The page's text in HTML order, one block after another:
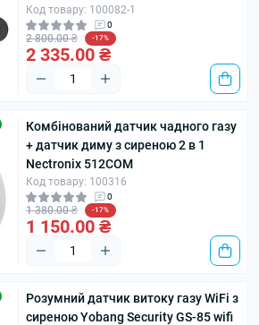
Код товару: 100082-1
0
2 800.00 ₴ -17%
2 335.00 ₴
Комбінований датчик чадного газу
+ датчик диму з сиреною 2 в 1
Nectronix 512COM
Код товару: 100316
0
1 380.00 ₴ -17%
1 150.00 ₴
Розумний датчик витоку газу WiFi з
сиреною Yobang Security GS-85 wifi